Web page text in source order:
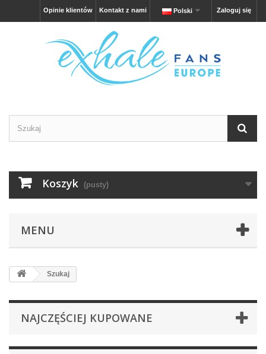
Zaloguj się
Polski
Kontakt z nami
Opinie klientów
Koszyk (pusty)
MENU
Szukaj
NAJCZĘŚCIEJ KUPOWANE